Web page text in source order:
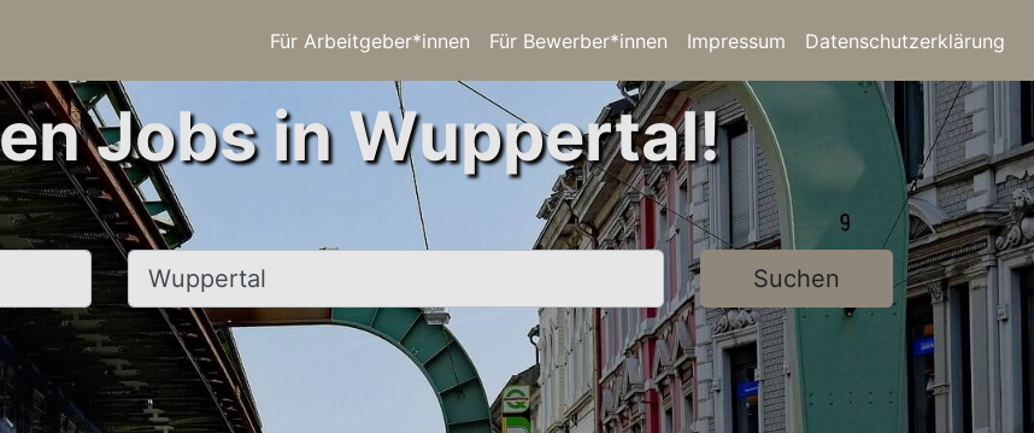
Für Arbeitgeber*innen Für Bewerber*innen Impressum Datenschutzerklärung
Jobs in Wuppertal!
Ort, Stadt Suchen